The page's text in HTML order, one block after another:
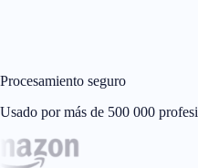
Procesamiento seguro
Usado por más de 500 000